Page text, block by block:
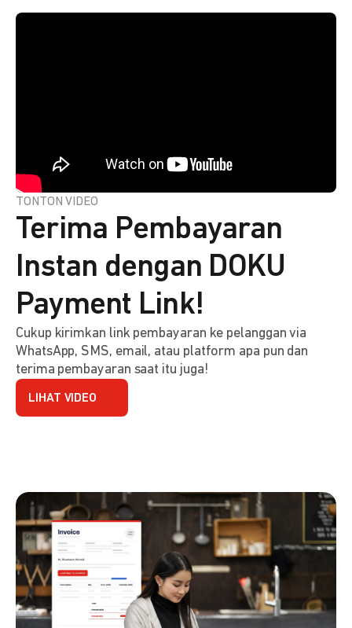
TONTON VIDEO
Terima Pembayaran
Instan dengan DOKU
Payment Link!
Cukup kirimkan link pembayaran ke pelanggan via
WhatsApp, SMS, email, atau platform apa pun dan
terima pembayaran saat itu juga!
LIHAT VIDEO